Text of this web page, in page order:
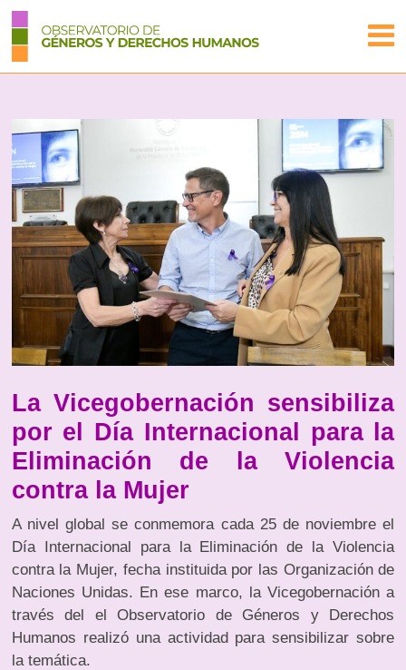
La Vicegobernación sensibiliza
por el Día Internacional para la
Eliminación de la Violencia
contra la Mujer
A nivel global se conmemora cada 25 de noviembre el
Día Internacional para la Eliminación de la Violencia
contra la Mujer, fecha instituida por las Organización de
Naciones Unidas. En ese marco, la Vicegobernación a
través del el Observatorio de Géneros y Derechos
Humanos realizó una actividad para sensibilizar sobre
la temática.